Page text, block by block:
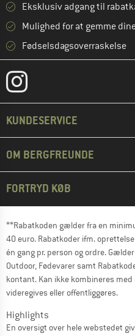
Eksklusiv adgang til
Mulighed for at gemme
Fødselsdagsoverraskelse
KUNDESERVICE
OM BERGFREUNDE
FORTRYD KØB
**Rabatkoden gælder fra en
40 euro. Rabatkoder ifm.
én gang pr. person og ordre.
Outdoor, Fødevarer samt
kontant. Kan ikke kombineres
videregives eller offentliggøres.
Highlights
En oversigt over hele webstedet